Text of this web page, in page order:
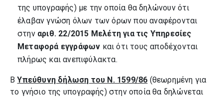
της υπογραφής) με την οποία θα δηλώνουν ότι
έλαβαν γνώση όλων των όρων που αναφέρονται
στην αριθ. 22/2015 Μελέτη για τις Υπηρεσίες
Μεταφορά εγγράφων και ότι τους αποδέχονται
πλήρως και ανεπιφύλακτα.
ΒΥπεύθυνη δήλωση του Ν. 1599/86 (θεωρημένη για
το γνήσιο της υπογραφής) στην οποία θα δηλώνεται